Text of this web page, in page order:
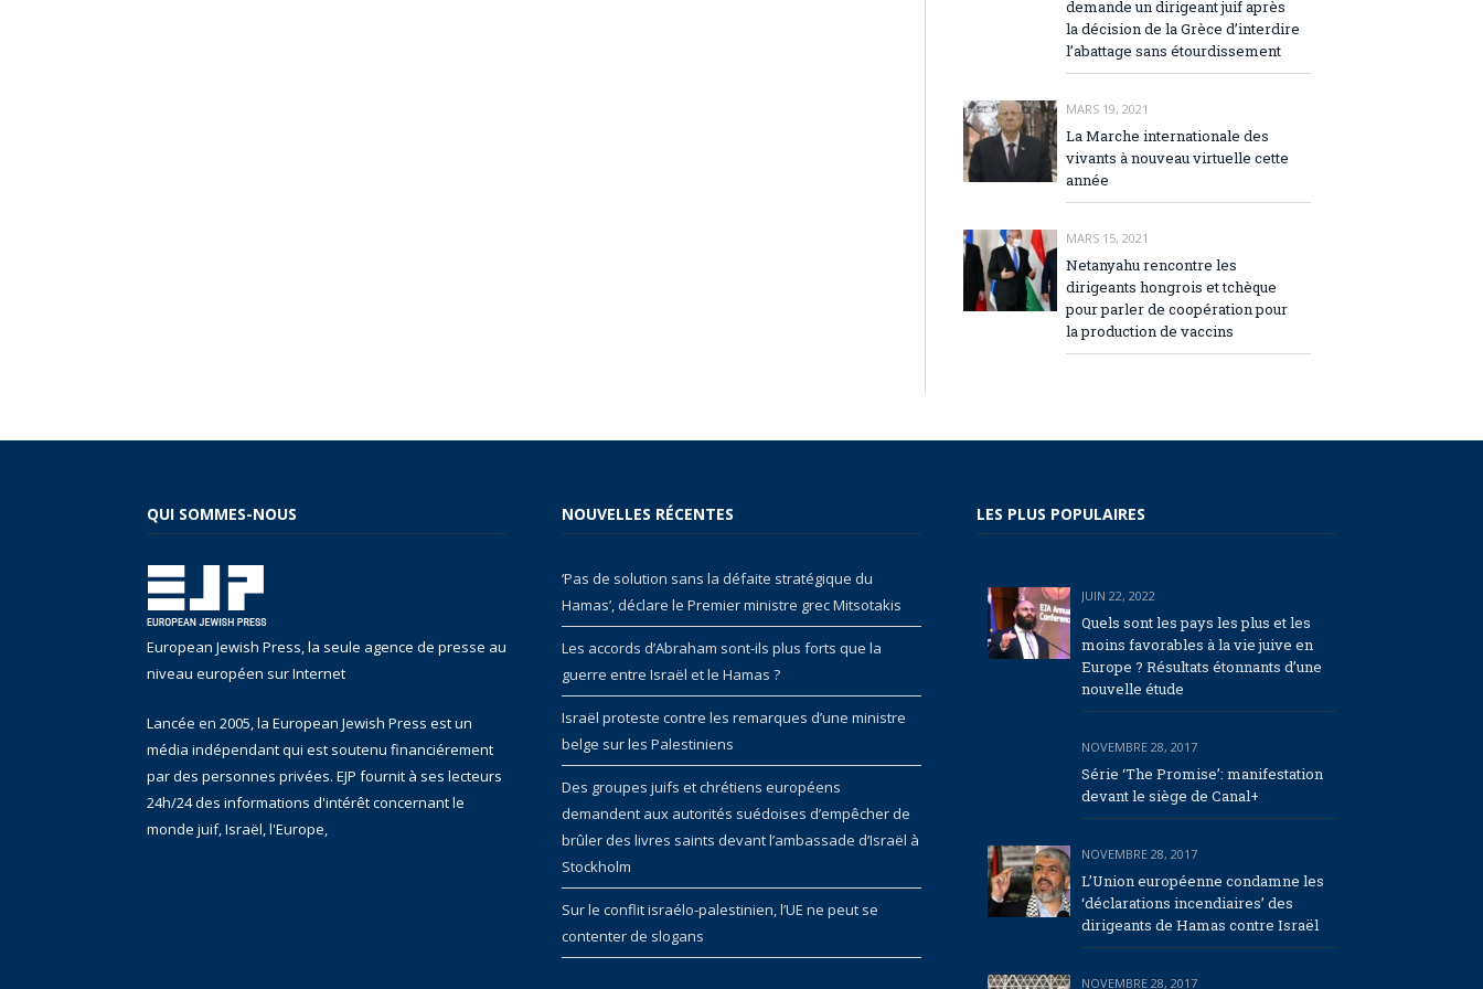
demande un dirigeant juif après
la décision de la Grèce d’interdire
l’abattage sans étourdissement
MARS 19, 2021
La Marche internationale des
vivants à nouveau virtuelle cette
année
MARS 15, 2021
Netanyahu rencontre les
dirigeants hongrois et tchèque
pour parler de coopération pour
la production de vaccins
QUI SOMMES-NOUS
European Jewish Press, la seule agence de presse au
niveau européen sur Internet
Lancée en 2005, la European Jewish Press est un
média indépendant qui est soutenu financiérement
par des personnes privées. EJP fournit à ses lecteurs
24h/24 des informations d'intérêt concernant le
monde juif, Israël, l'Europe,
NOUVELLES RÉCENTES
‘Pas de solution sans la défaite stratégique du
Hamas’, déclare le Premier ministre grec Mitsotakis
Les accords d’Abraham sont-ils plus forts que la
guerre entre Israël et le Hamas ?
Israël proteste contre les remarques d’une ministre
belge sur les Palestiniens
Des groupes juifs et chrétiens européens
demandent aux autorités suédoises d’empêcher de
brûler des livres saints devant l’ambassade d’Israël à
Stockholm
Sur le conflit israélo-palestinien, l’UE ne peut se
contenter de slogans
LES PLUS POPULAIRES
JUIN 22, 2022
Quels sont les pays les plus et les
moins favorables à la vie juive en
Europe ? Résultats étonnants d’une
nouvelle étude
NOVEMBRE 28, 2017
Série ‘The Promise’: manifestation
devant le siège de Canal+
NOVEMBRE 28, 2017
L’Union européenne condamne les
‘déclarations incendiaires’ des
dirigeants de Hamas contre Israël
NOVEMBRE 28, 2017